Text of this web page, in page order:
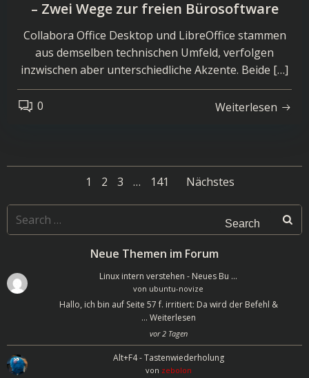
– Zwei Wege zur freien Bürosoftware
Collabora Office Desktop und LibreOffice stammen
aus demselben technischen Umfeld, verfolgen
inzwischen aber unterschiedliche Akzente. Beide […]
0 Weiterlesen
Posts
Page
1 Page
2 Page
3 … Page
141
Posts
Nächstes
Search
for:
Neue Themen im Forum
Linux intern verstehen - Neues Bu …
von ubuntu-novize
Hallo, ich bin auf Seite 57 f. irritiert: Da wird der Befehl &
… Weiterlesen
vor 2 Tagen
Alt+F4 - Tastenwiederholung
von zebolon